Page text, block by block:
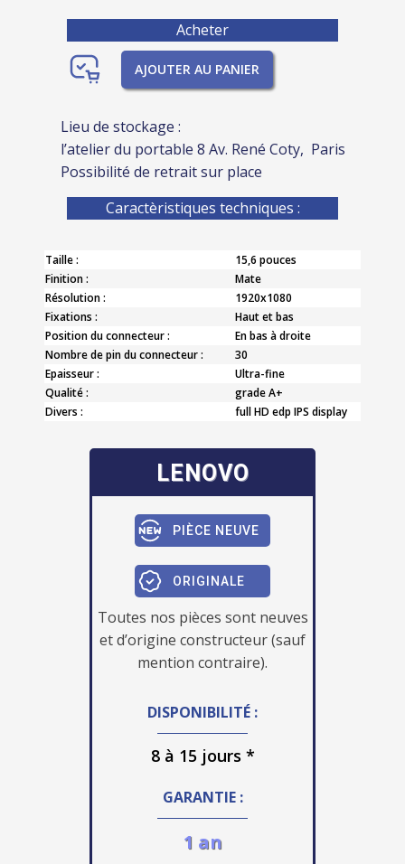
Acheter
AJOUTER AU PANIER
Lieu de stockage :
l’atelier du portable 8 Av. René Coty, Paris
Possibilité de retrait sur place
Caractèristiques techniques :
Taille :
15,6 pouces
Finition :
Mate
Résolution :
1920x1080
Fixations :
Haut et bas
Position du connecteur :
En bas à droite
Nombre de pin du connecteur :
30
Epaisseur :
Ultra-fine
Qualité :
grade A+
Divers :
full HD edp IPS display
LENOVO
PIÈCE NEUVE
ORIGINALE
Toutes nos pièces sont neuves
et d’origine constructeur (sauf
mention contraire).
DISPONIBILITÉ :
8 à 15 jours *
GARANTIE :
1 an